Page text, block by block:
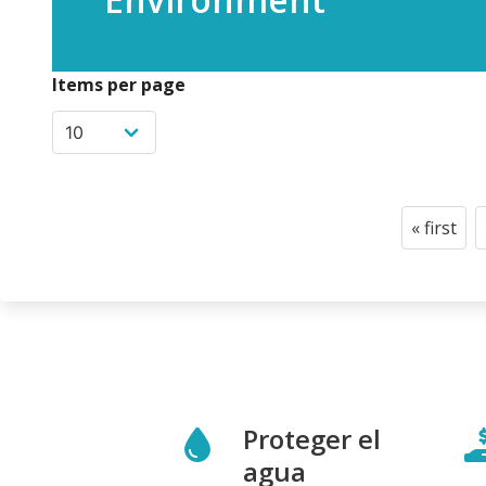
Items per page
Paginación
First
« first
Proteger el
agua